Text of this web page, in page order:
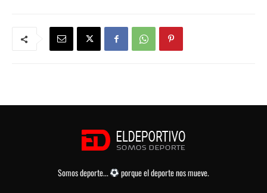
Somos deporte...
porque el deporte nos mueve.